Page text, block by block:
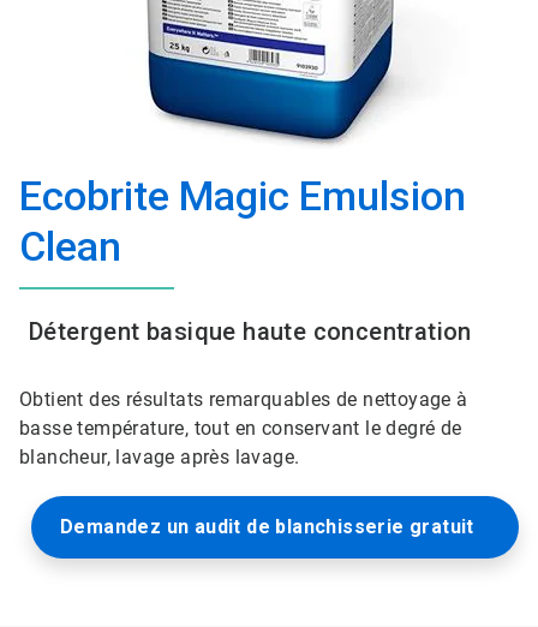
Ecobrite Magic Emulsion
Clean
Détergent basique haute concentration
Obtient des résultats remarquables de nettoyage à
basse température, tout en conservant le degré de
blancheur, lavage après lavage.
Demandez un audit de blanchisserie gratuit